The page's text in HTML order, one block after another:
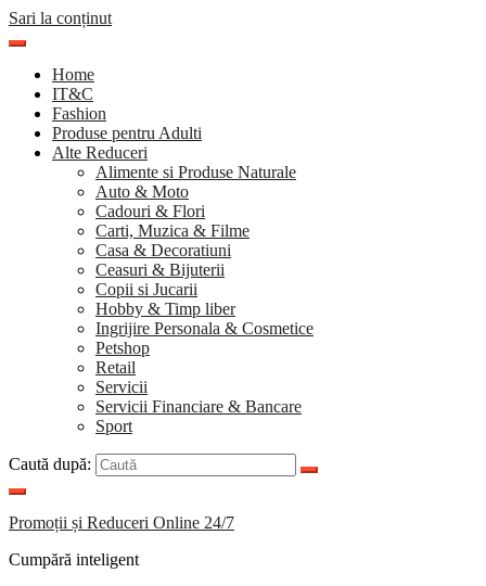
Sari la conținut
Home
IT&C
Fashion
Produse pentru Adulti
Alte Reduceri
Alimente si Produse Naturale
Auto & Moto
Cadouri & Flori
Carti, Muzica & Filme
Casa & Decoratiuni
Ceasuri & Bijuterii
Copii si Jucarii
Hobby & Timp liber
Ingrijire Personala & Cosmetice
Petshop
Retail
Servicii
Servicii Financiare & Bancare
Sport
Caută după:
Promoții și Reduceri Online 24/7
Cumpără inteligent